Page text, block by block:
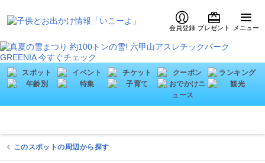
会員登録 プレゼント メニュー
このスポットの周辺から探す